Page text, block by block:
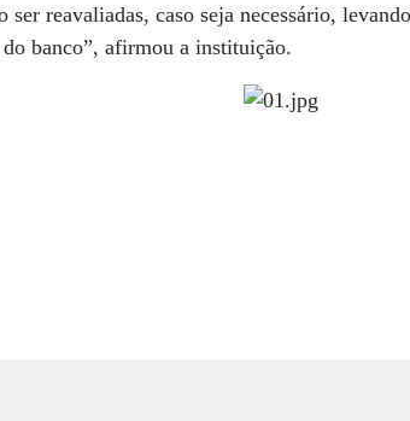
ser reavaliadas, caso seja necessário,
banco”, afirmou a instituição.